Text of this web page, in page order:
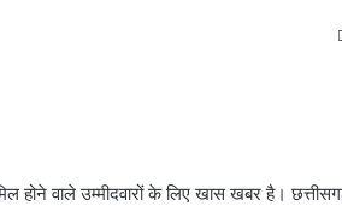
होने वाले उम्‍मीदवारों के लिए खास खबर है।